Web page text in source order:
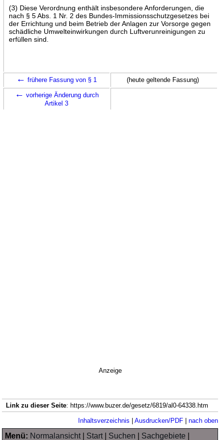
(3) Diese Verordnung enthält insbesondere Anforderungen, die
nach § 5 Abs. 1 Nr. 2 des Bundes-Immissionsschutzgesetzes bei
der Errichtung und beim Betrieb der Anlagen zur Vorsorge gegen
schädliche Umwelteinwirkungen durch Luftverunreinigungen zu
erfüllen sind.
← frühere Fassung von § 1 (heute geltende Fassung)
← vorherige Änderung durch
Artikel 3
Anzeige
Link zu dieser Seite: https://www.buzer.de/gesetz/6819/al0-64338.htm
Inhaltsverzeichnis | Ausdrucken/PDF| nach oben
Menü: Normalansicht| Start| Suchen Sachgebiete